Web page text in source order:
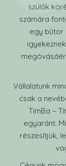
szülők
számára
egy bútor
Vállalatunk
csak a
TimBa –
egyaránt.
részesítjük,